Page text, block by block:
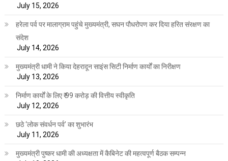
July 15, 2026
हरेला पर्व पर मालाग्राम पहुंचे मुख्यमंत्री, सघन पौधरोपण कर दिया हरित संरक्षण का
संदेश
July 14, 2026
मुख्यमंत्री धामी ने किया देहरादून साइंस सिटी निर्माण कार्यों का निरीक्षण
July 13, 2026
निर्माण कार्यों के लिए ₹ 99 करोड़ की वित्तीय स्वीकृति
July 12, 2026
छठे ‘लोक संवर्धन पर्व’ का शुभारंभ
July 11, 2026
मुख्यमंत्री पुष्कर धामी की अध्यक्षता में कैबिनेट की महत्वपूर्ण बैठक सम्पन्न